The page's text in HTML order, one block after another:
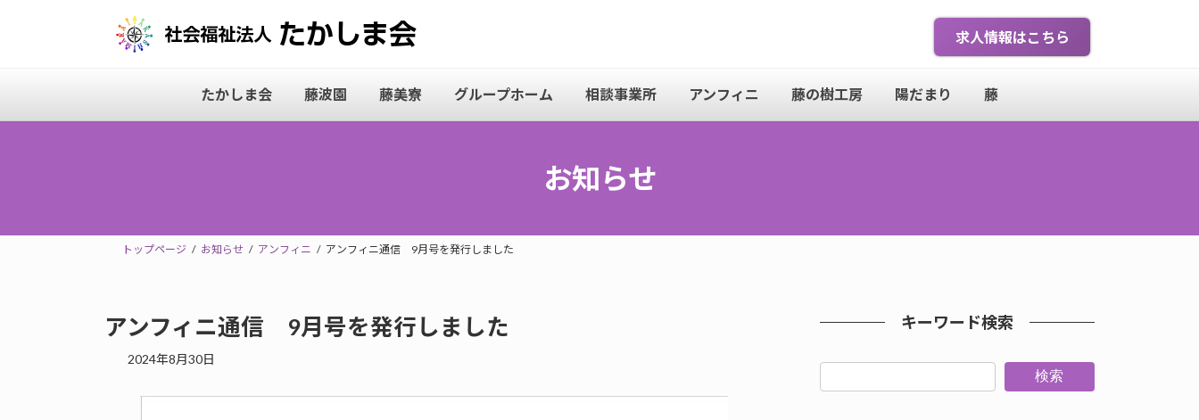
へ
ョ
求人情報はこちら
たかしま会 藤波園 藤美寮 グループホーム 相談事業所 アンフィニ 藤の樹工房 陽だまり 藤
お知らせ
トップページ お知らせ アンフィニ アンフィニ通信 9月号を発行しました
アンフィニ通信 9月号を発行しました
2024年8月30日
キーワード検索
検索